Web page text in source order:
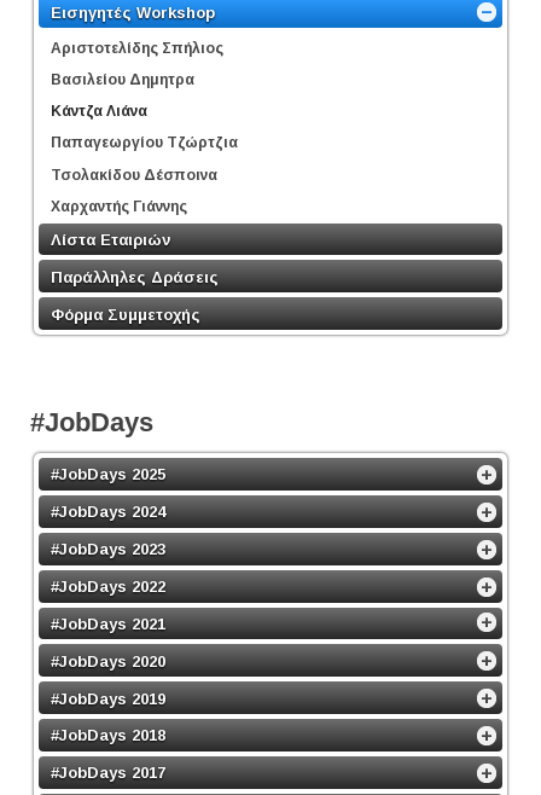
Εισηγητές Workshop
Αριστοτελίδης Σπήλιος
Βασιλείου Δημητρα
Κάντζα Λιάνα
Παπαγεωργίου Τζώρτζια
Τσολακίδου Δέσποινα
Χαρχαντής Γιάννης
Λίστα Εταιριών
Παράλληλες Δράσεις
Φόρμα Συμμετοχής
#JobDays
#JobDays 2025
#JobDays 2024
#JobDays 2023
#JobDays 2022
#JobDays 2021
#JobDays 2020
#JobDays 2019
#JobDays 2018
#JobDays 2017